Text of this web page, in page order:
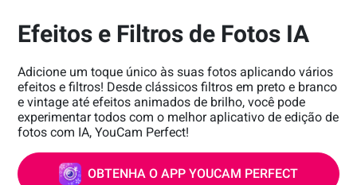
Efeitos e Filtros de Fotos IA
Adicione um toque único às suas fotos aplicando vários
efeitos e filtros! Desde clássicos filtros em preto e branco
e vintage até efeitos animados de brilho, você pode
experimentar todos com o melhor aplicativo de edição de
fotos com IA, YouCam Perfect!
OBTENHA O APP YOUCAM PERFECT